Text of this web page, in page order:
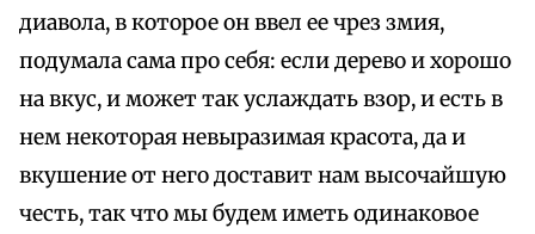
диавола, в которое он ввел ее чрез змия,
подумала сама про себя: если дерево и хорошо
на вкус, и может так услаждать взор, и есть в
нем некоторая невыразимая красота, да и
вкушение от него доставит нам высочайшую
честь, так что мы будем иметь одинаковое